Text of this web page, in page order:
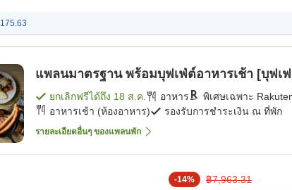
แพลนมาตรฐาน พร้อมบุฟเฟ่ต์อาหารเช้า [บุฟเฟ
ยกเลิกฟรีได้ถึง 18 ส.ค. อาหาร พิเศษเฉพาะ
อาหารเช้า (ห้องอาหาร)
รองรับการชำระเงิน ณ ที่พัก
รายละเอียดอื่นๆ ของแพลนพัก
-14% ฿7,963.31